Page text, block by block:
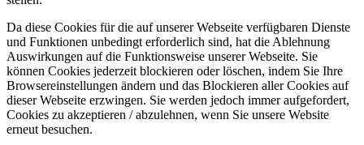
Da diese Cookies für die auf unserer Webseite verfügbaren Dienste
und Funktionen unbedingt erforderlich sind, hat die Ablehnung
Auswirkungen auf die Funktionsweise unserer Webseite. Sie
können Cookies jederzeit blockieren oder löschen, indem Sie Ihre
Browsereinstellungen ändern und das Blockieren aller Cookies auf
dieser Webseite erzwingen. Sie werden jedoch immer aufgefordert,
Cookies zu akzeptieren / abzulehnen, wenn Sie unsere Website
erneut besuchen.